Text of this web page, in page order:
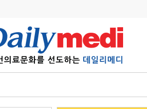
6
관리급여 실시